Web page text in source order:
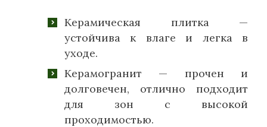
Керамическая плитка —
устойчива к влаге и легка в
уходе.
Керамогранит — прочен и
долговечен, отлично подходит
для зон с высокой
проходимостью.